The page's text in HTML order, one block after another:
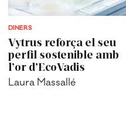
DINERS
Vytrus reforça el seu
perfil sostenible amb
l’or d’EcoVadis
Laura Massallé